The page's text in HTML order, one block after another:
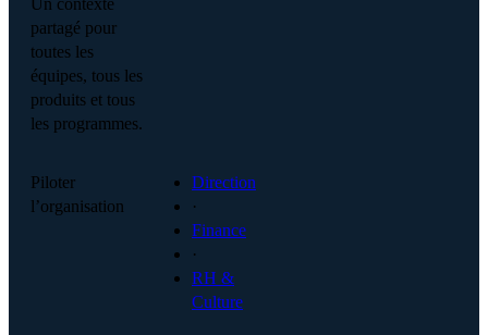
Un contexte
partagé pour
toutes les
équipes, tous les
produits et tous
les programmes.
Piloter
l’organisation
Direction
·
Finance
·
RH &
Culture